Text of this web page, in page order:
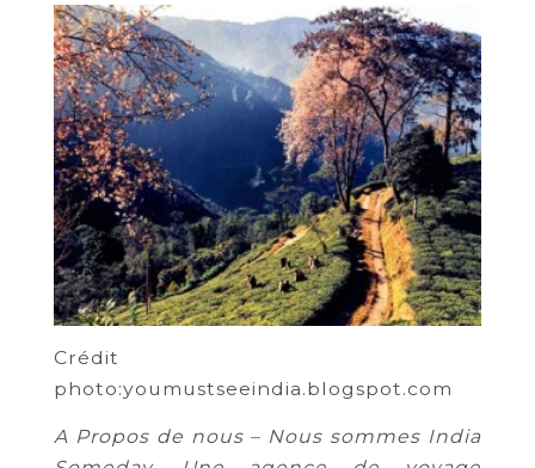
Crédit
photo:youmustseeindia.blogspot.com
A Propos de nous – Nous sommes India